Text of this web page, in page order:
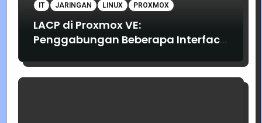
IT JARINGAN LINUX PROXMOX
LACP di Proxmox VE:
Penggabungan Beberapa Interface